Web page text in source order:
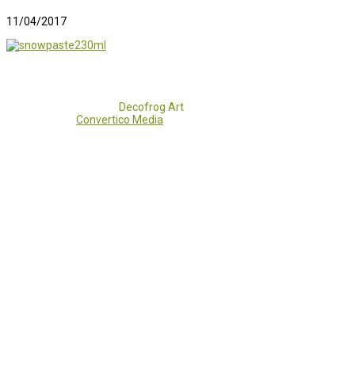
11/04/2017
Decofrog Art
Convertico Media